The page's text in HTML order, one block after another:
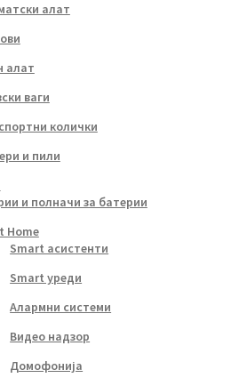
алат
алат
ваги
колички
и пили
и полначи за батерии
Home
Smart асистенти
Smart уреди
Алармни системи
Видео надзор
Домофонија